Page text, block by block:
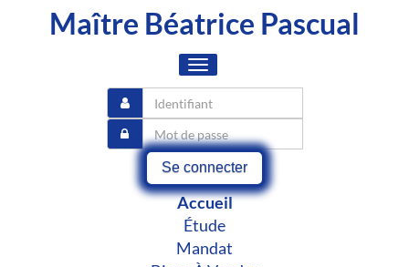
Maître Béatrice Pascual
Toggle
navigation
Se connecter
Accueil
Étude
Mandat